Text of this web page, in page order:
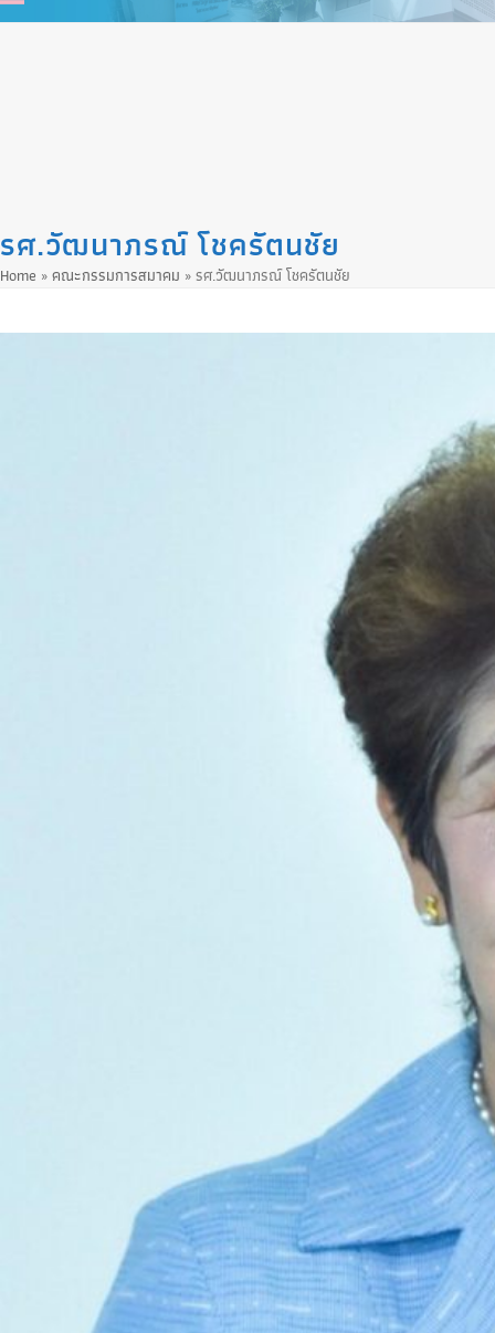
Skip
รศ.วัฒนาภรณ์ โชครัตนชัย
Home »คณะกรรมการสมาคม »รศ.วัฒนาภรณ์ โชครัตนชัย